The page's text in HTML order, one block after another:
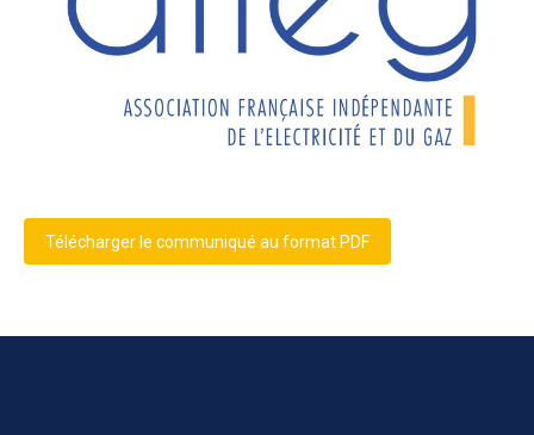
Télécharger le communiqué au format PDF